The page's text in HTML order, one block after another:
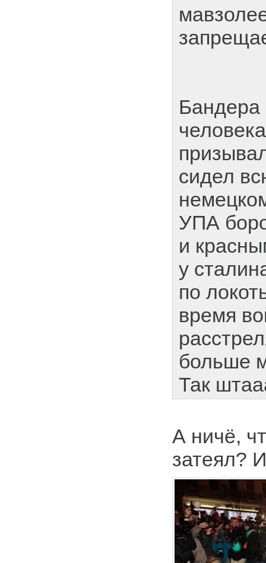
сидел
УПА
и
у
по
время
больше
Так
А ничё,
затеял?